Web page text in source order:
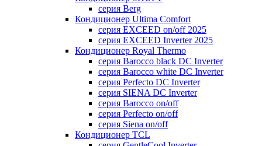
серия Berg
Кондиционер Ultima Comfort
серия EXCEED on/off 2025
серия EXCEED Inverter 2025
Кондиционер Royal Thermo
серия Barocco black DC Inverter
серия Barocco white DC Inverter
серия Perfecto DC Inverter
серия SIENA DC Inverter
серия Barocco on/off
серия Perfecto on/off
серия Siena on/off
Кондиционер TCL